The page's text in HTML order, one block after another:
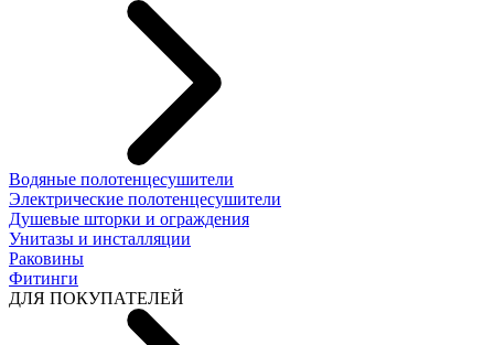
Водяные полотенцесушители
Электрические полотенцесушители
Душевые шторки и ограждения
Унитазы и инсталляции
Раковины
Фитинги
ДЛЯ ПОКУПАТЕЛЕЙ